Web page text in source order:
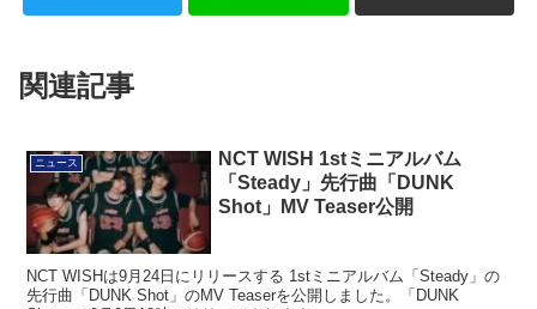
関連記事
ニュース
NCT WISH 1stミニアルバム
「Steady」先行曲「DUNK
Shot」MV Teaser公開
NCT WISHは9月24日にリリースする 1stミニアルバム「Steady」の
先行曲「DUNK Shot」のMV Teaserを公開しました。「DUNK